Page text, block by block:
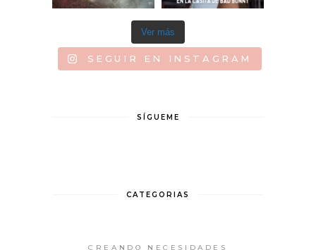
Ver más
SEGUIR EN INSTAGRAM
SÍGUEME
CATEGORIAS
CREANDO NECESIDADES